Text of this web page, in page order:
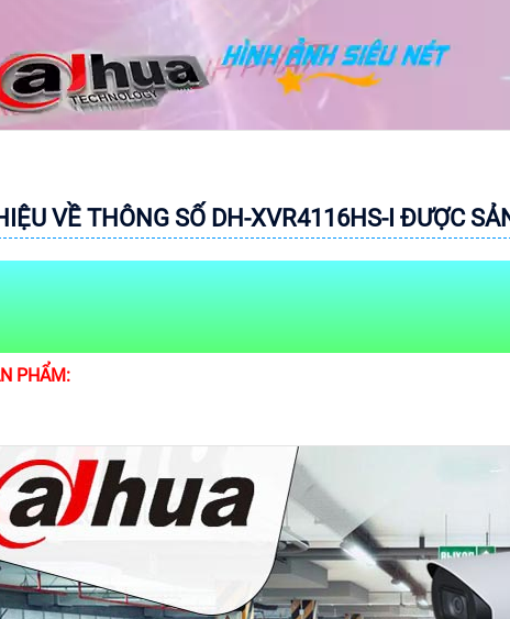
VỀ THÔNG SỐ DH-XVR4116HS-I ĐƯỢC
PHẨM: